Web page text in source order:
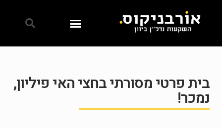
בית פרטי מסורתי בחצי האי פיליון,
נמכר!